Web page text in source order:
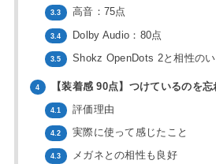
3.3 高音：75点
3.4 Dolby Audio：80点
3.5 Shokz OpenDots 2と相性のい
4 【装着感 90点】つけているのを忘
4.1 評価理由
4.2 実際に使って感じたこと
4.3 メガネとの相性も良好